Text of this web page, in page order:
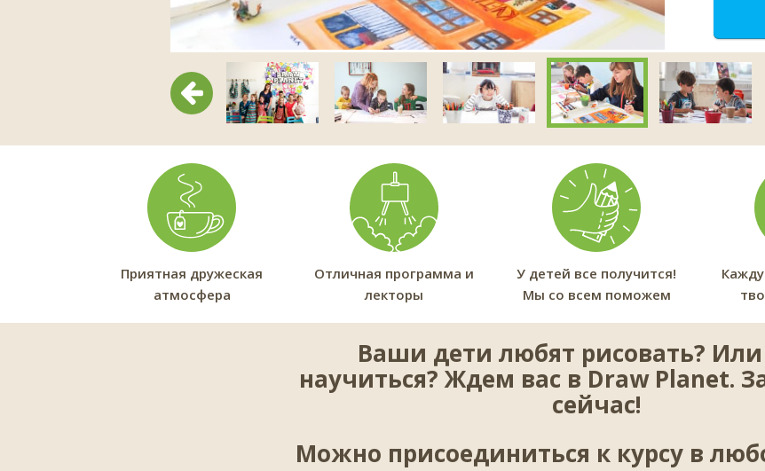
Предыдущий
Приятная дружеская
атмосфера
Отличная программа и
лекторы
У детей все получится!
Мы со всем поможем
Ваши дети любят рисовать? Или
научиться? Ждем вас в Draw Planet. З
сейчас!
Можно присоединиться к курсу в